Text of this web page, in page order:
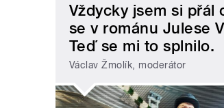
Vždycky jsem si přál
se v románu Julese
Teď se mi to splnilo.
Václav Žmolík, moderátor